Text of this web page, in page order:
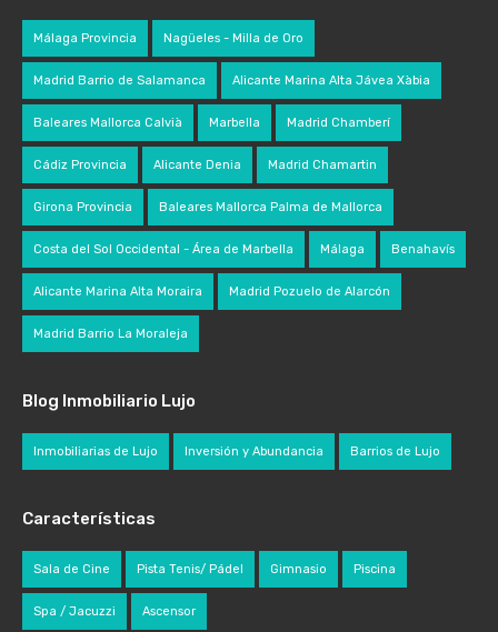
Málaga Provincia Nagüeles - Milla de Oro
Madrid Barrio de Salamanca Alicante Marina Alta Jávea Xàbia
Baleares Mallorca Calvià Marbella Madrid Chamberí
Cádiz Provincia Alicante Denia Madrid Chamartin
Girona Provincia Baleares Mallorca Palma de Mallorca
Costa del Sol Occidental - Área de Marbella Málaga Benahavís
Alicante Marina Alta Moraira Madrid Pozuelo de Alarcón
Madrid Barrio La Moraleja
Blog Inmobiliario Lujo
Inmobiliarias de Lujo Inversión y Abundancia Barrios de Lujo
Características
Sala de Cine Pista Tenis/ Pádel Gimnasio Piscina
Spa / Jacuzzi Ascensor